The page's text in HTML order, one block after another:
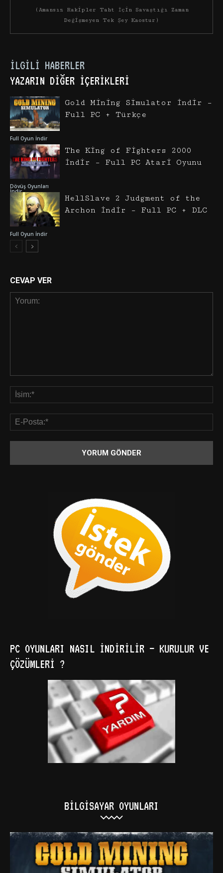
(Amansız Rakipler Taht İçin Savaştığı Zaman
Değişmeyen Tek Şey Kaostur)
İLGILI HABERLER
YAZARIN DIĞER İÇERIKLERI
Full Oyun İndir
Gold Mining Simulator İndir –
Full PC + Türkçe
Dövüş Oyunları
İndir
The King of Fighters 2000
İndir – Full PC Atari Oyunu
Full Oyun İndir
HellSlave 2 Judgment of the
Archon İndir – Full PC + DLC
CEVAP VER
PC OYUNLARI NASIL İNDIRILIR – KURULUR VE
ÇÖZÜMLERI ?
BILGISAYAR OYUNLARI